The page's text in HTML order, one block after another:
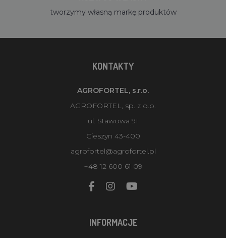
tworzymy własną markę produktów
KONTAKTY
AGROFORTEL, s.r.o.
AGROFORTEL, sp. z o.o.
ul. Stawowa 91
Cieszyn 43-400
agrofortel@agrofortel.pl
+48 12 600 61 09
INFORMACJE